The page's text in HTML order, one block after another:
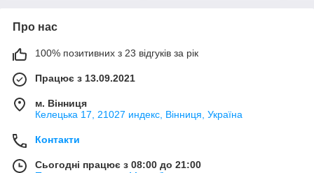
Про нас
100% позитивних з 23 відгуків за рік
Працює з 13.09.2021
м. Вінниця
Келецька 17, 21027 индекс, Вінниця, Україна
Контакти
Сьогодні працює з 08:00 до 21:00